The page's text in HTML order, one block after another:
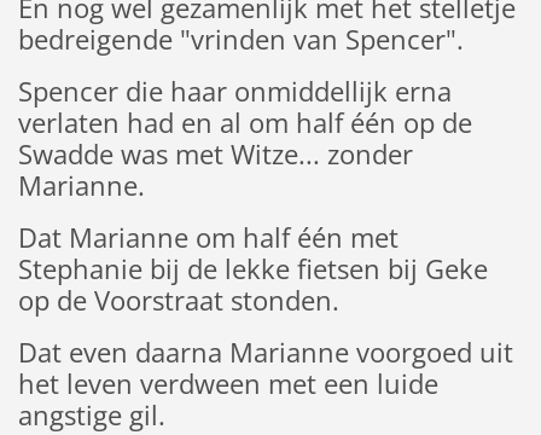
En nog wel gezamenlijk met het stelletje
bedreigende "vrinden van Spencer".
Spencer die haar onmiddellijk erna
verlaten had en al om half één op de
Swadde was met Witze... zonder
Marianne.
Dat Marianne om half één met
Stephanie bij de lekke fietsen bij Geke
op de Voorstraat stonden.
Dat even daarna Marianne voorgoed uit
het leven verdween met een luide
angstige gil.